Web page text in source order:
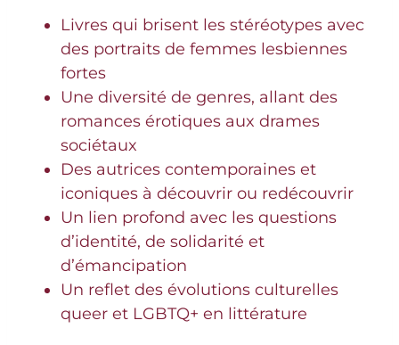
Livres qui brisent les stéréotypes avec
des portraits de femmes lesbiennes
fortes
Une diversité de genres, allant des
romances érotiques aux drames
sociétaux
Des autrices contemporaines et
iconiques à découvrir ou redécouvrir
Un lien profond avec les questions
d’identité, de solidarité et
d’émancipation
Un reflet des évolutions culturelles
queer et LGBTQ+ en littérature